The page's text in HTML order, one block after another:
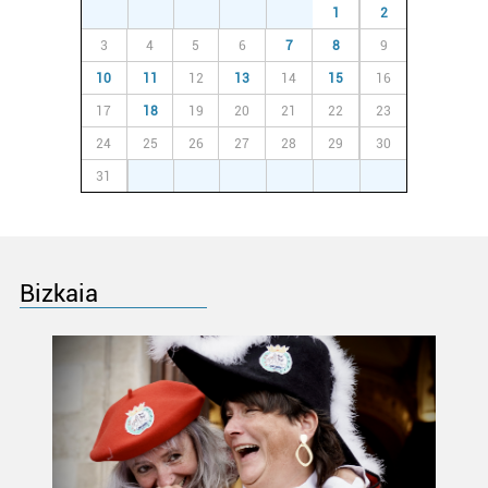
1 2
3 4 5 6 7 8 9
10 11 12 13 14 15 16
17 18 19 20 21 22 23
24 25 26 27 28 29 30
31
Bizkaia